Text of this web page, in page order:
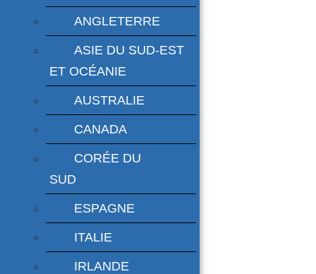
ANGLETERRE
ASIE DU SUD-EST
ET OCÉANIE
AUSTRALIE
CANADA
CORÉE DU
SUD
ESPAGNE
ITALIE
IRLANDE